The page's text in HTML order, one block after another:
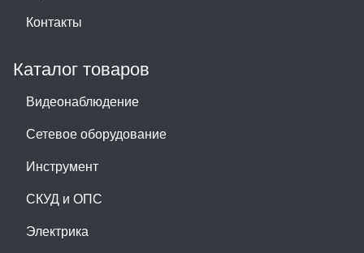
Контакты
Каталог товаров
Видеонаблюдение
Сетевое оборудование
Инструмент
СКУД и ОПС
Электрика